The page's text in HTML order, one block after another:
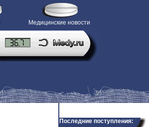
Медицинские новости
Последние поступления: